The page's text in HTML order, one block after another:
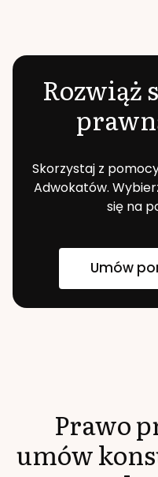
Rozwiąż
Skorzystaj z
Adwokatów.
się na
Umów
Prawo
umów